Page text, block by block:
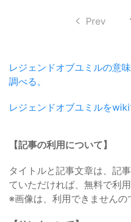
Prev
レジェンドオブユミルの意
調べる。
レジェンドオブユミルをwiki
【記事の利用について】
タイトルと記事文章は、記
ていただければ、無料で利用
※画像は、利用できませんの